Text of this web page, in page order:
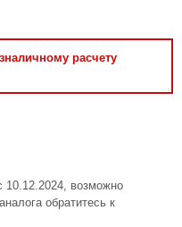
расчету
10.12.2024, возможно
обратитесь к